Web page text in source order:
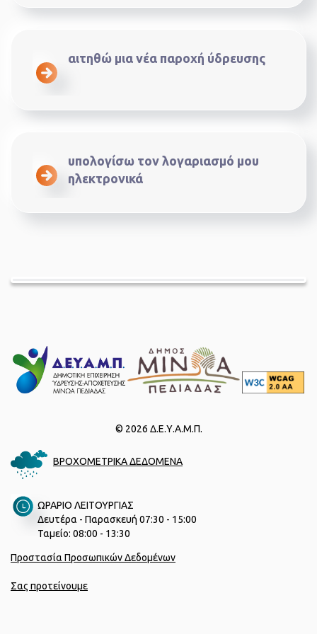
αιτηθώ μια νέα παροχή ύδρευσης
υπολογίσω τον λογαριασμό μου
ηλεκτρονικά
© 2026 Δ.Ε.Υ.Α.Μ.Π.
ΒΡΟΧΟΜΕΤΡΙΚΑ ΔΕΔΟΜΕΝΑ
ΩΡΑΡΙΟ ΛΕΙΤΟΥΡΓΙΑΣ
Δευτέρα - Παρασκευή 07:30 - 15:00
Ταμείο: 08:00 - 13:30
Προστασία Προσωπικών Δεδομένων
Σας προτείνουμε